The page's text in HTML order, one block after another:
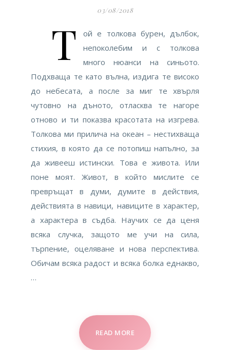
03/08/2018
Т
ой е толкова бурен, дълбок,
непоколебим и с толкова
много нюанси на синьото.
Подхваща те като вълна, издига те високо
до небесата, а после за миг те хвърля
чутовно на дъното, отласква те нагоре
отново и ти показва красотата на изгрева.
Толкова ми прилича на океан – нестихваща
стихия, в която да се потопиш напълно, за
да живееш истински. Това е живота. Или
поне моят. Живот, в който мислите се
превръщат в думи, думите в действия,
действията в навици, навиците в характер,
а характера в съдба. Научих се да ценя
всяка случка, защото ме учи на сила,
търпение, оцеляване и нова перспектива.
Обичам всяка радост и всяка болка еднакво,
…
READ MORE